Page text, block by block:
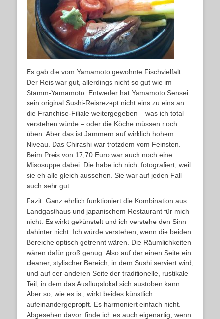
Es gab die vom Yamamoto gewohnte Fischvielfalt.
Der Reis war gut, allerdings nicht so gut wie im
Stamm-Yamamoto. Entweder hat Yamamoto Sensei
sein original Sushi-Reisrezept nicht eins zu eins an
die Franchise-Filiale weitergegeben – was ich total
verstehen würde – oder die Köche müssen noch
üben. Aber das ist Jammern auf wirklich hohem
Niveau. Das Chirashi war trotzdem vom Feinsten.
Beim Preis von 17,70 Euro war auch noch eine
Misosuppe dabei. Die habe ich nicht fotografiert, weil
sie eh alle gleich aussehen. Sie war auf jeden Fall
auch sehr gut.
Fazit: Ganz ehrlich funktioniert die Kombination aus
Landgasthaus und japanischem Restaurant für mich
nicht. Es wirkt gekünstelt und ich verstehe den Sinn
dahinter nicht. Ich würde verstehen, wenn die beiden
Bereiche optisch getrennt wären. Die Räumlichkeiten
wären dafür groß genug. Also auf der einen Seite ein
cleaner, stylischer Bereich, in dem Sushi serviert wird,
und auf der anderen Seite der traditionelle, rustikale
Teil, in dem das Ausflugslokal sich austoben kann.
Aber so, wie es ist, wirkt beides künstlich
aufeinandergepropft. Es harmoniert einfach nicht.
Abgesehen davon finde ich es auch eigenartig, wenn